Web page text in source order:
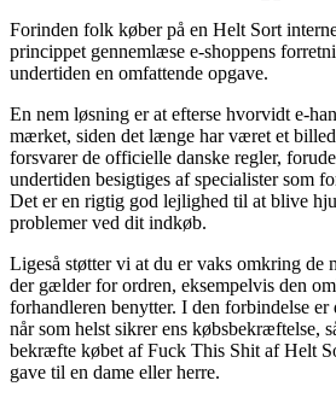
Forinden folk køber på en Helt Sort
princippet gennemlæse e-shoppens
undertiden en omfattende opgave.
En nem løsning er at efterse hvorvidt e-
mærket, siden det længe har været et
forsvarer de officielle danske regler,
undertiden besigtiges af specialister som
Det er en rigtig god lejlighed til at blive
problemer ved dit indkøb.
Ligeså støtter vi at du er vaks omkring de
der gælder for ordren, eksempelvis den
forhandleren benytter. I den forbindelse er
når som helst sikrer ens købsbekræftelse,
bekræfte købet af Fuck This Shit af Helt
gave til en dame eller herre.